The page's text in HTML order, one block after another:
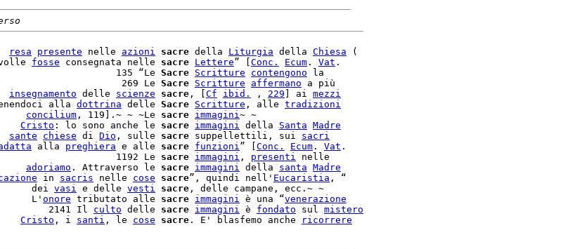
resa presente nelle azioni sacre della Liturgia della Chiesa (
fosse consegnata nelle sacre Lettere” [ Conc. Ecum . Vat .
135 “Le Sacre Scritture contengono la
269 Le Sacre Scritture affermano a più
insegnamento delle scienze sacre , [ Cf ibid. , 229 ] ai mezzi
alla dottrina delle Sacre Scritture , alle tradizioni
concilium , 119].~ ~ ~Le sacre immagini~ ~
Cristo : lo sono anche le sacre immagini della Santa Madre
sante chiese di Dio , sulle sacre suppellettili, sui sacri
alla preghiera e alle sacre funzioni” [ Conc. Ecum . Vat .
1192 Le sacre immagini , presenti nelle
adoriamo . Attraverso le sacre immagini della santa Madre
in sacris nelle cose sacre”, quindi nell' Eucaristia , “
dei vasi e delle vesti sacre , delle campane, ecc.~ ~
L'onore tributato alle sacre immagini è una “venerazione
2141 Il culto delle sacre immagini è fondato sul mistero
Cristo , i santi , le cose sacre . E' blasfemo anche ricorrere